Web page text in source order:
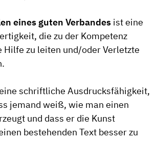
eines guten Verbandes ist eine
die zu der Kompetenz
Hilfe zu leiten und/oder Verletzte
schriftliche Ausdrucksfähigkeit,
jemand weiß, wie man einen
und dass er die Kunst
bestehenden Text besser zu